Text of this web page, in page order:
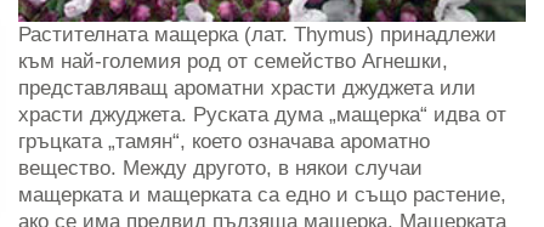
Растителната мащерка (лат. Thymus) принадлежи
към най-големия род от семейство Агнешки,
представляващ ароматни храсти джуджета или
храсти джуджета. Руската дума „мащерка“ идва от
гръцката „тамян“, което означава ароматно
вещество. Между другото, в някои случаи
мащерката и мащерката са едно и също растение,
ако се има предвид пълзяща мащерка. Мащерката